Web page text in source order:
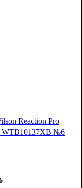
Reaction Pro
WTB10137XB №6